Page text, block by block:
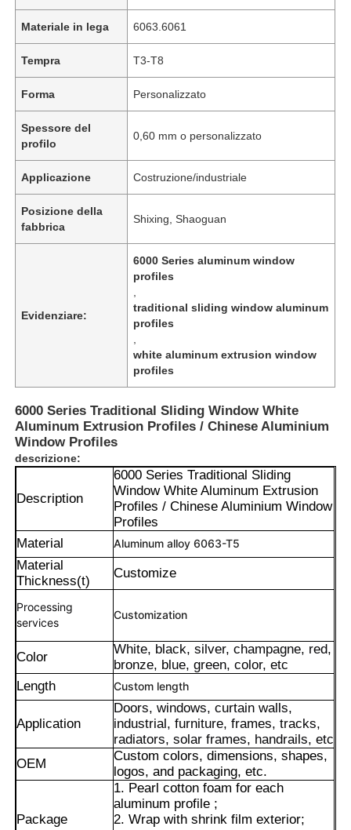
Casa
Chi Siamo
Materiale in lega 6063.6061
Tempra T3-T8
Forma Personalizzato
Spessore del
profilo
0,60 mm o personalizzato
Applicazione Costruzione/industriale
Posizione della
fabbrica
Shixing, Shaoguan
Evidenziare:
6000 Series aluminum window
profiles
traditional sliding window aluminum
profiles
white aluminum extrusion window
profiles
6000 Series Traditional Sliding Window White
Aluminum Extrusion Profiles / Chinese Aluminium
Window Profiles
descrizione:
Description
6000 Series Traditional Sliding
Window White Aluminum Extrusion
Profiles / Chinese Aluminium Window
Profiles
Material
Aluminum alloy 6063-T5
Material
Thickness(t)
Customize
Processing
services
Customization
Color
White, black, silver, champagne, red,
bronze, blue, green, color, etc
Length
Custom length
Application
Doors, windows, curtain walls,
industrial, furniture, frames, tracks,
radiators, solar frames, handrails, etc
OEM
Custom colors, dimensions, shapes,
logos, and packaging, etc.
Package
1. Pearl cotton foam for each
aluminum profile ;
2. Wrap with shrink film exterior;